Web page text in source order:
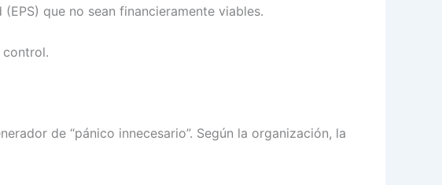
que no sean financieramente viables.
control.
de “pánico innecesario”. Según la organización, la